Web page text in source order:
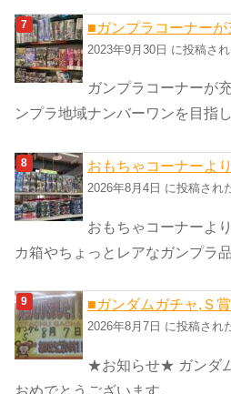
■ガンプラコーナーが
2023年9月30日 に投稿さ
ガンプラコーナーが
ンプラ地域ナンバーワンを目指
おもちゃコーナーよ
2026年8月4日 に投稿され
おもちゃコーナーよ
カ箱やちょっとレアなガンプラ
■ガンダムガチャ,Ｓ
2026年8月7日 に投稿され
★お知らせ★ ガンダ
おめでとうございます。